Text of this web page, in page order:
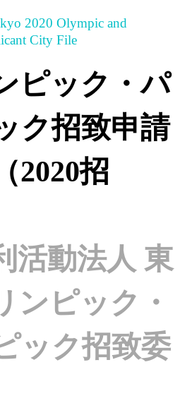
2020 Olympic and
City File
ピック・パ
ク招致申請
2020招
活動法人 東
ンピック・
ック招致委